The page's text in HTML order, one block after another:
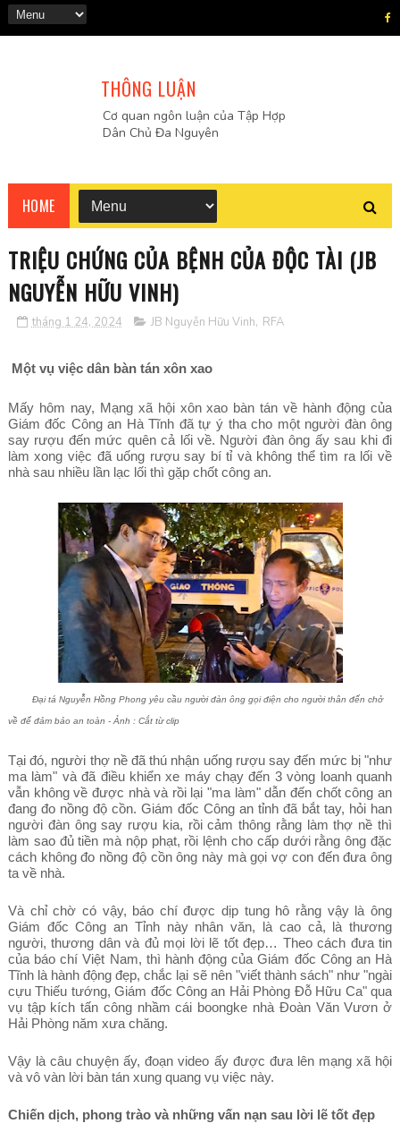
THÔNG LUẬN
Cơ quan ngôn luận của Tập Hợp
Dân Chủ Đa Nguyên
HOME
TRIỆU CHỨNG CỦA BỆNH CỦA ĐỘC TÀI (JB
NGUYỄN HỮU VINH)
tháng 1 24, 2024 JB Nguyễn Hữu Vinh, RFA
Một vụ việc dân bàn tán xôn xao
Mấy hôm nay, Mạng xã hội xôn xao bàn tán về hành động của
Giám đốc Công an Hà Tĩnh đã tự ý tha cho một người đàn ông
say rượu đến mức quên cả lối về. Người đàn ông ấy sau khi đi
làm xong việc đã uống rượu say bí tỉ và không thể tìm ra lối về
nhà sau nhiều lần lạc lối thì gặp chốt công an.
Đại tá Nguyễn Hồng Phong yêu cầu người đàn ông gọi điện cho người thân đến chở
về để đảm bảo an toàn - Ảnh : Cắt từ clip
Tại đó, người thợ nề đã thú nhận uống rượu say đến mức bị "như
ma làm" và đã điều khiển xe máy chạy đến 3 vòng loanh quanh
vẫn không về được nhà và rồi lại "ma làm" dẫn đến chốt công an
đang đo nồng độ cồn. Giám đốc Công an tỉnh đã bắt tay, hỏi han
người đàn ông say rượu kia, rồi cảm thông rằng làm thợ nề thì
làm sao đủ tiền mà nộp phạt, rồi lệnh cho cấp dưới rằng ông đặc
cách không đo nồng độ cồn ông này mà gọi vợ con đến đưa ông
ta về nhà.
Và chỉ chờ có vậy, báo chí được dịp tung hô rằng vậy là ông
Giám đốc Công an Tỉnh này nhân văn, là cao cả, là thương
người, thương dân và đủ mọi lời lẽ tốt đẹp… Theo cách đưa tin
của báo chí Việt Nam, thì hành động của Giám đốc Công an Hà
Tĩnh là hành động đẹp, chắc lại sẽ nên "viết thành sách" như "ngài
cựu Thiếu tướng, Giám đốc Công an Hải Phòng Đỗ Hữu Ca" qua
vụ tập kích tấn công nhầm cái boongke nhà Đoàn Văn Vươn ở
Hải Phòng năm xưa chăng.
Vậy là câu chuyện ấy, đoạn video ấy được đưa lên mạng xã hội
và vô vàn lời bàn tán xung quang vụ việc này.
Chiến dịch, phong trào và những vấn nạn sau lời lẽ tốt đẹp